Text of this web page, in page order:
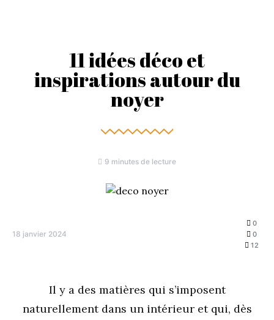
11 idées déco et
inspirations autour du
noyer
9 minutes de lecture
18 janvier 2024
0
0
12
Il y a des matières qui s’imposent
naturellement dans un intérieur et qui, dès